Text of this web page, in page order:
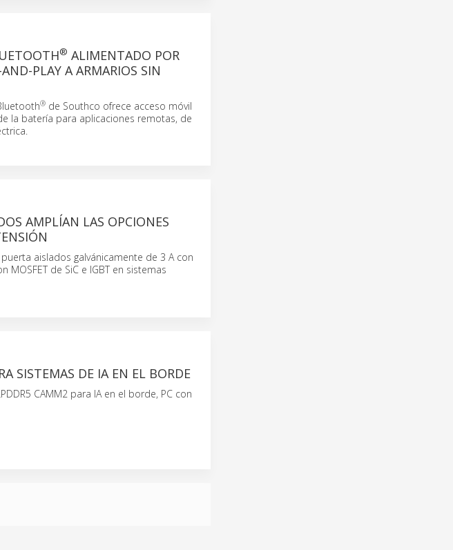
® ALIMENTADO POR
PLAY A ARMARIOS SIN
®de Southco ofrece acceso móvil
la batería para aplicaciones remotas, de
AMPLÍAN LAS OPCIONES
aislados galvánicamente de 3 A con
de SiC e IGBT en sistemas
SISTEMAS DE IA EN EL BORDE
CAMM2 para IA en el borde, PC con